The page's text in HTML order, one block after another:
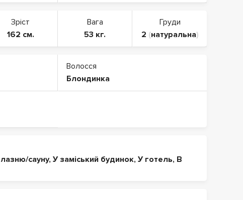
Зріст
162 см.
Вага
53 кг.
Груди
2 (натуральна)
Волосся
Блондинка
сауну, У заміський будинок, У готель, В